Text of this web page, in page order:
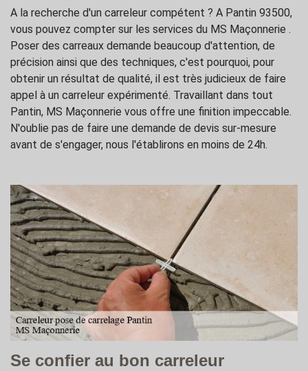
A la recherche d'un carreleur compétent ? A Pantin 93500,
vous pouvez compter sur les services du MS Maçonnerie .
Poser des carreaux demande beaucoup d'attention, de
précision ainsi que des techniques, c'est pourquoi, pour
obtenir un résultat de qualité, il est très judicieux de faire
appel à un carreleur expérimenté. Travaillant dans tout
Pantin, MS Maçonnerie vous offre une finition impeccable.
N'oublie pas de faire une demande de devis sur-mesure
avant de s'engager, nous l'établirons en moins de 24h.
Se confier au bon carreleur